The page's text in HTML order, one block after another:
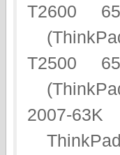
T2600
T2500
2007-63K
ThinkPad